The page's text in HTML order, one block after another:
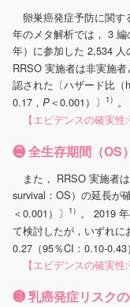
卵巣癌発症予防に関
年のメタ解析では， 3
年）に参加した 2,534 人
RRSO 実施者は非実施
認された〔ハザード比（
0.17， P＜0.001）〕 1） 。
【エビデンスの確実性:
❷ 全生存期間（OS
また， RRSO 実施者
survival：OS）の延長が
＜0.001）〕 1） 。 2019
て検討したが，いずれに
0.27（95％CI：0.10-0.43
【エビデンスの確実性:
❸ 乳癌発症リスクの